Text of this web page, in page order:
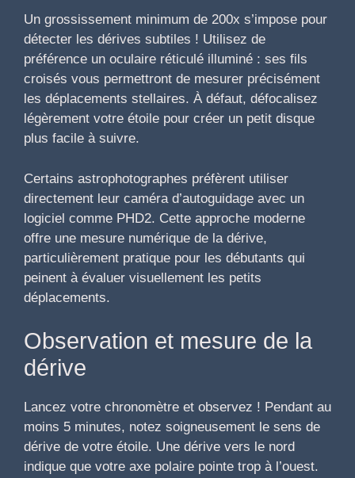
Un grossissement minimum de 200x s’impose pour
détecter les dérives subtiles ! Utilisez de
préférence un oculaire réticulé illuminé : ses fils
croisés vous permettront de mesurer précisément
les déplacements stellaires. À défaut, défocalisez
légèrement votre étoile pour créer un petit disque
plus facile à suivre.
Certains astrophotographes préfèrent utiliser
directement leur caméra d’autoguidage avec un
logiciel comme PHD2. Cette approche moderne
offre une mesure numérique de la dérive,
particulièrement pratique pour les débutants qui
peinent à évaluer visuellement les petits
déplacements.
Observation et mesure de la
dérive
Lancez votre chronomètre et observez ! Pendant au
moins 5 minutes, notez soigneusement le sens de
dérive de votre étoile. Une dérive vers le nord
indique que votre axe polaire pointe trop à l’ouest.